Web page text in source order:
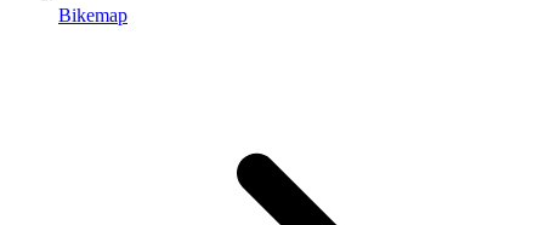
Bikemap